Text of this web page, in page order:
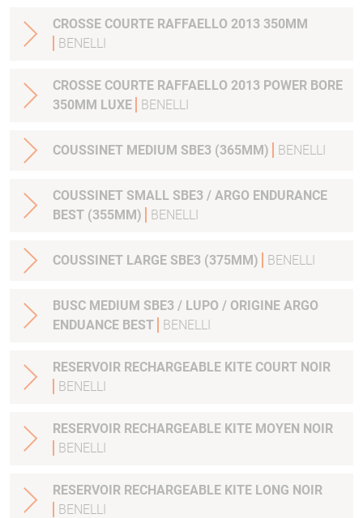
CROSSE COURTE RAFFAELLO 2013 350MM
BENELLI
CROSSE COURTE RAFFAELLO 2013 POWER BORE
350MM LUXE
BENELLI
COUSSINET MEDIUM SBE3 (365MM) BENELLI
COUSSINET SMALL SBE3 / ARGO ENDURANCE
BEST (355MM)
BENELLI
COUSSINET LARGE SBE3 (375MM) BENELLI
BUSC MEDIUM SBE3 / LUPO / ORIGINE ARGO
ENDUANCE BEST
BENELLI
RESERVOIR RECHARGEABLE KITE COURT NOIR
BENELLI
RESERVOIR RECHARGEABLE KITE MOYEN NOIR
BENELLI
RESERVOIR RECHARGEABLE KITE LONG NOIR
BENELLI